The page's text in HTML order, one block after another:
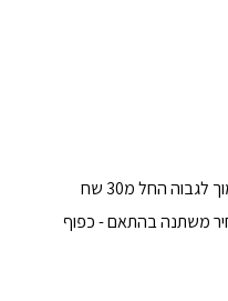
החל מ30 שח
משתנה בהתאם - כפוף